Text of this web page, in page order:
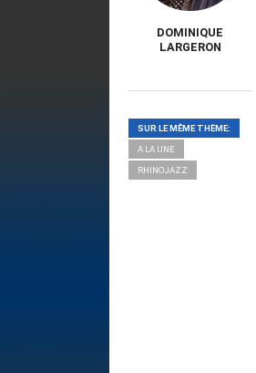
DOMINIQUE
LARGERON
SUR LE MÊME THÈME:
A LA UNE
RHINOJAZZ